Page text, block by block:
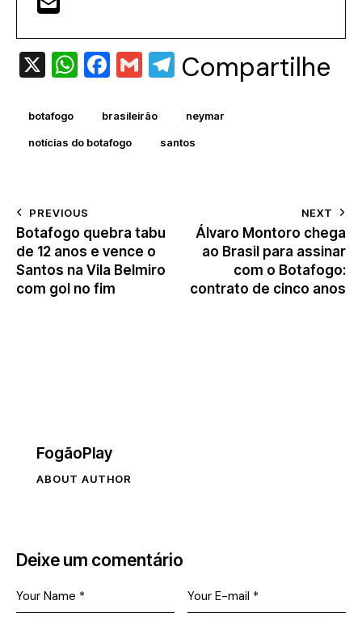
X W
s
p
F
c
e
o
k
G
ai
T
e
gr
Compartilhe
botafogo brasileirão neymar
notícias do botafogo santos
PREVIOUS
Botafogo quebra tabu
de 12 anos e vence o
Santos na Vila Belmiro
com gol no fim
NEXT
Álvaro Montoro chega
ao Brasil para assinar
com o Botafogo:
contrato de cinco anos
FogãoPlay
ABOUT AUTHOR
Deixe um comentário